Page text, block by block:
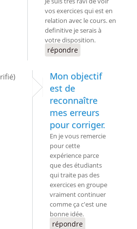
vos exercices qui est en
relation avec le cours. en
definitive je serais à
votre disposition.
répondre
Mon objectif
est de
reconnaître
mes erreurs
pour corriger.
En je vous remercie
pour cette
expérience parce
que des étudiants
qui traite pas des
exercices en groupe
vraiment continuer
comme ça c'est une
bonne idée.
répondre